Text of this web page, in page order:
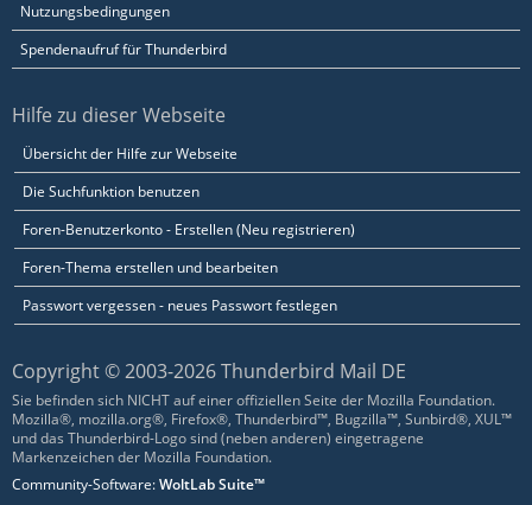
Nutzungsbedingungen
Spendenaufruf für Thunderbird
Hilfe zu dieser Webseite
Übersicht der Hilfe zur Webseite
Die Suchfunktion benutzen
Foren-Benutzerkonto - Erstellen (Neu registrieren)
Foren-Thema erstellen und bearbeiten
Passwort vergessen - neues Passwort festlegen
Copyright © 2003-2026 Thunderbird Mail DE
Sie befinden sich NICHT auf einer offiziellen Seite der Mozilla Foundation.
Mozilla®, mozilla.org®, Firefox®, Thunderbird™, Bugzilla™, Sunbird®, XUL™
und das Thunderbird-Logo sind (neben anderen) eingetragene
Markenzeichen der Mozilla Foundation.
Community-Software:WoltLab Suite™